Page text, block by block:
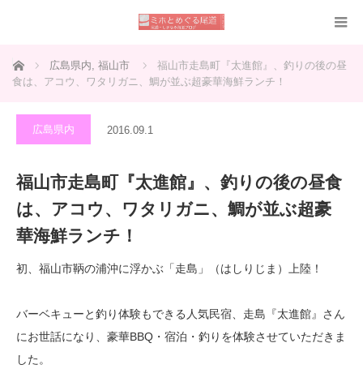
ホーム 広島県内, 福山市
福山市走島町『太進館』、釣りの後の昼
食は、アコウ、ワタリガニ、鯛が並ぶ超豪華海鮮ランチ！
広島県内 2016.09.1
福山市走島町『太進館』、釣りの後の昼食
は、アコウ、ワタリガニ、鯛が並ぶ超豪
華海鮮ランチ！
初、福山市鞆の浦沖に浮かぶ「走島」（はしりじま）上陸！
バーベキューと釣り体験もできる人気民宿、走島『太進館』さん
にお世話になり、豪華BBQ・宿泊・釣りを体験させていただきま
した。